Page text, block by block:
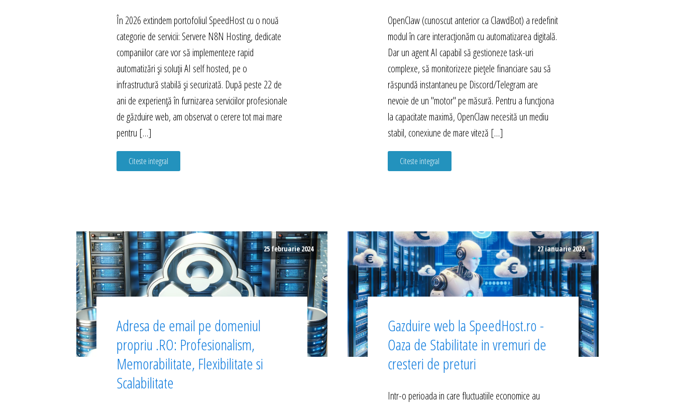
În 2026 extindem portofoliul SpeedHost cu o nouă
categorie de servicii: Servere N8N Hosting, dedicate
companiilor care vor să implementeze rapid
automatizări și soluții AI self hosted, pe o
infrastructură stabilă și securizată. După peste 22 de
ani de experiență în furnizarea serviciilor profesionale
de găzduire web, am observat o cerere tot mai mare
pentru […]
Citeste integral
OpenClaw (cunoscut anterior ca ClawdBot) a redefinit
modul în care interacționăm cu automatizarea digitală.
Dar un agent AI capabil să gestioneze task-uri
complexe, să monitorizeze piețele financiare sau să
răspundă instantaneu pe Discord/Telegram are
nevoie de un "motor" pe măsură. Pentru a funcționa
la capacitate maximă, OpenClaw necesită un mediu
stabil, conexiune de mare viteză […]
Citeste integral
25 februarie 2024
Adresa de email pe domeniul
propriu .RO: Profesionalism,
Memorabilitate, Flexibilitate si
Scalabilitate
27 ianuarie 2024
Gazduire web la SpeedHost.ro -
Oaza de Stabilitate in vremuri de
cresteri de preturi
Intr-o perioada in care fluctuatiile economice au